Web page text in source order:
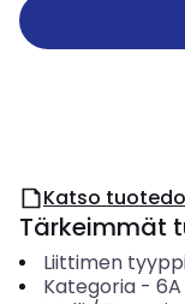
Katso
Tärkeimmät
Liittimen
Kategoria-